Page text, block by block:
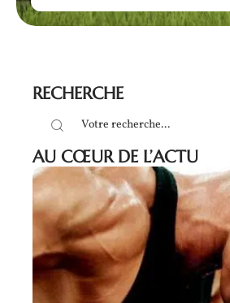
RECHERCHE
AU CŒUR DE L’ACTU